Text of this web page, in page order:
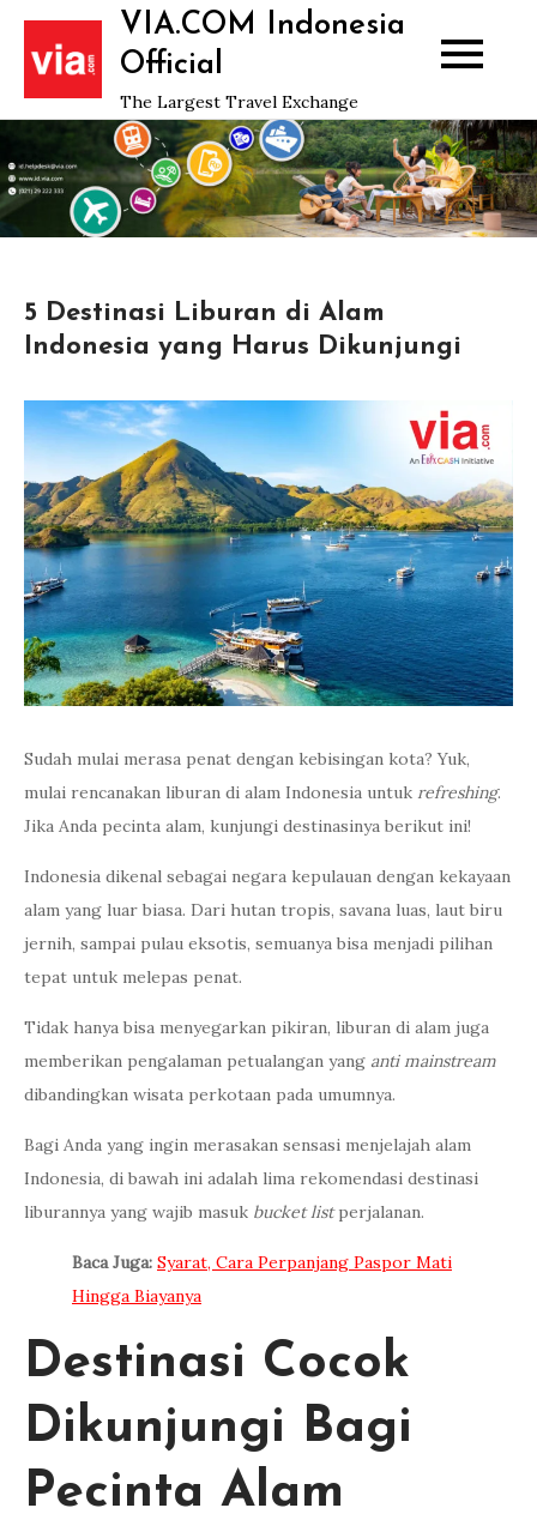
Skip
content
VIA.COM Indonesia
Official
The Largest Travel Exchange
5 Destinasi Liburan di Alam
Indonesia yang Harus Dikunjungi
Sudah mulai merasa penat dengan kebisingan kota? Yuk,
mulai rencanakan liburan di alam Indonesia untuk refreshing.
Jika Anda pecinta alam, kunjungi destinasinya berikut ini!
Indonesia dikenal sebagai negara kepulauan dengan kekayaan
alam yang luar biasa. Dari hutan tropis, savana luas, laut biru
jernih, sampai pulau eksotis, semuanya bisa menjadi pilihan
tepat untuk melepas penat.
Tidak hanya bisa menyegarkan pikiran, liburan di alam juga
memberikan pengalaman petualangan yang anti mainstream
dibandingkan wisata perkotaan pada umumnya.
Bagi Anda yang ingin merasakan sensasi menjelajah alam
Indonesia, di bawah ini adalah lima rekomendasi destinasi
liburannya yang wajib masuk bucket listperjalanan.
Baca Juga: Syarat, Cara Perpanjang Paspor Mati
Hingga Biayanya
Destinasi Cocok
Dikunjungi Bagi
Pecinta Alam